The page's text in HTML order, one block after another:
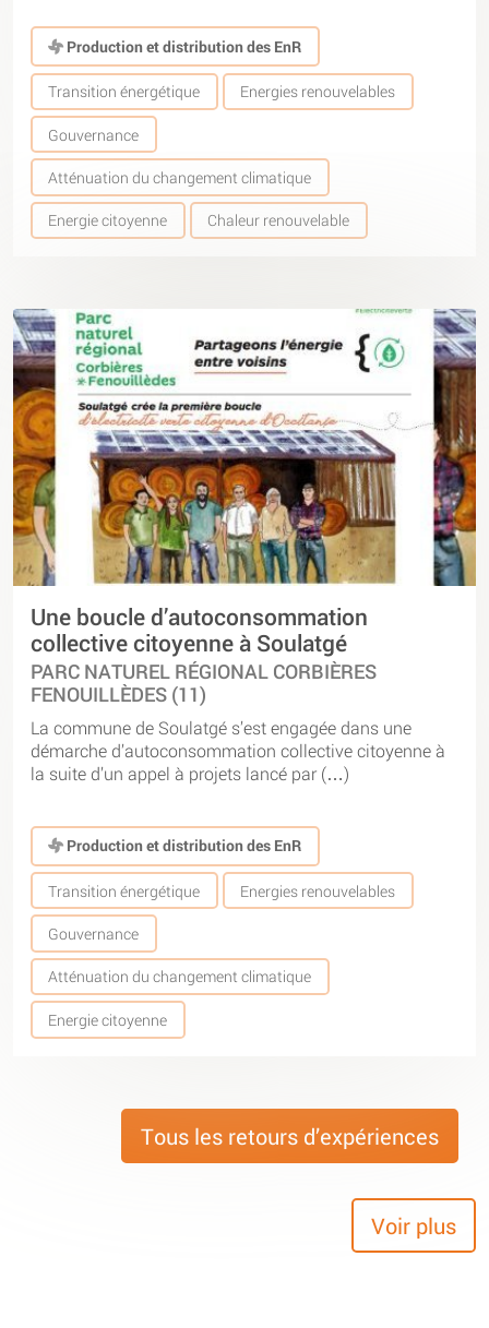
Production et distribution des EnR
Transition énergétique Energies renouvelables
Gouvernance
Atténuation du changement climatique
Energie citoyenne Chaleur renouvelable
Une boucle d’autoconsommation
collective citoyenne à Soulatgé
PARC NATUREL RÉGIONAL CORBIÈRES
FENOUILLÈDES (11)
La commune de Soulatgé s’est engagée dans une
démarche d’autoconsommation collective citoyenne à
la suite d’un appel à projets lancé par (…)
Production et distribution des EnR
Transition énergétique Energies renouvelables
Gouvernance
Atténuation du changement climatique
Energie citoyenne
Tous les retours d’expériences
Voir plus